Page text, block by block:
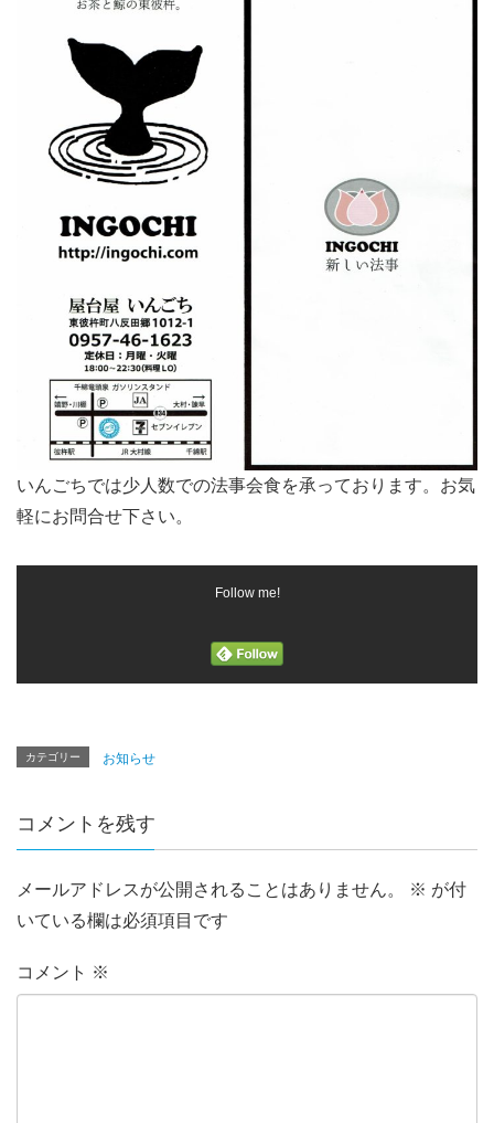
いんごちでは少人数での法事会食を承っております。お気
軽にお問合せ下さい。
Follow me!
カテゴリー お知らせ
コメントを残す
メールアドレスが公開されることはありません。 ※ が付
いている欄は必須項目です
コメント ※